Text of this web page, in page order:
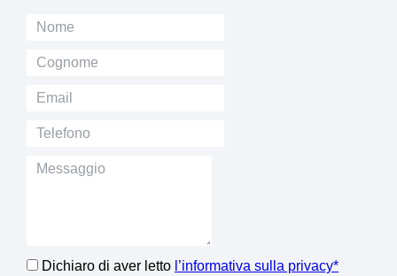
Dichiaro di aver letto l’informativa sulla privacy*